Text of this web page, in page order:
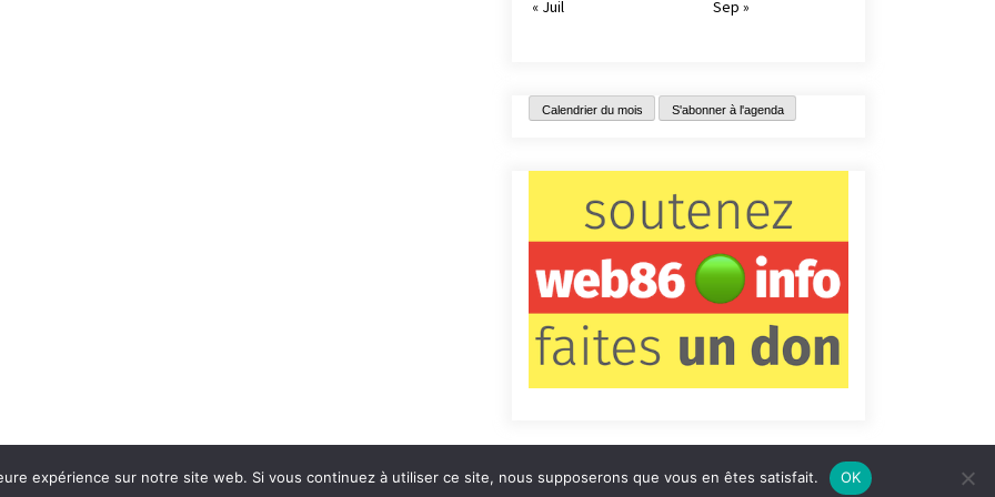
« Juil
Sep »
Calendrier du mois S'abonner à l'agenda
Contact Qui sommes-nous ? Informations légales
expérience sur notre site web. Si vous continuez à utiliser ce site, nous supposerons que vous en êtes satisfait. OK